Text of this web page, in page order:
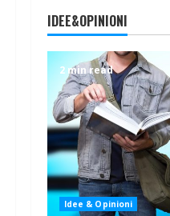
IDEE&OPINIONI
2 min read
Idee & Opinioni